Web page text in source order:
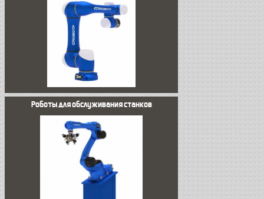
Роботы для обслуживания станков